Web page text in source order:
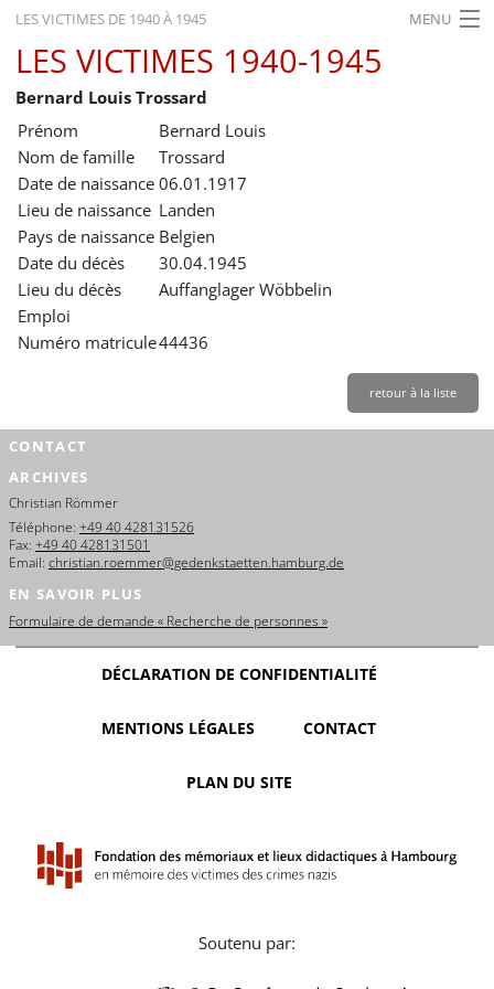
LES VICTIMES DE 1940 À 1945 MENU
ACCUEIL
ACTUALITÉS
EXPOSITIONS
HISTORIQUE
FORMATION
RECHERCHE
SERVICE
LES VICTIMES 1940-1945
Bernard Louis Trossard
Prénom
Bernard Louis
Nom de famille
Trossard
Date de naissance 06.01.1917
Lieu de naissance Landen
Pays de naissance Belgien
Date du décès
30.04.1945
Lieu du décès
Auffanglager Wöbbelin
Emploi
Numéro matricule44436
retour à la liste
CONTACT
ARCHIVES
Christian Römmer
Téléphone: +49 40 428131526
Fax: +49 40 428131501
Email: christian.roemmer@gedenkstaetten.hamburg.de
EN SAVOIR PLUS
Formulaire de demande « Recherche de personnes »
DÉCLARATION DE CONFIDENTIALITÉ
MENTIONS LÉGALES CONTACT
PLAN DU SITE
Soutenu par: